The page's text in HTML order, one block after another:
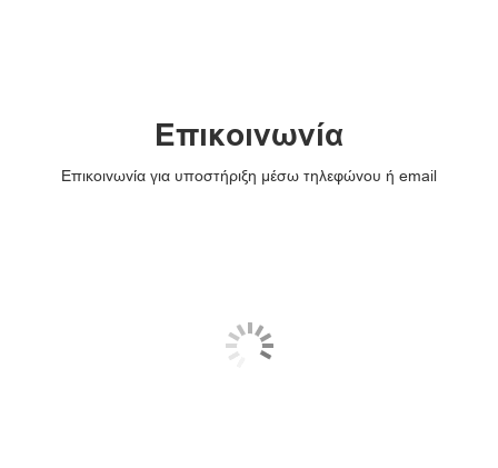
Επικοινωνία
Επικοινωνία για υποστήριξη μέσω τηλεφώνου ή email